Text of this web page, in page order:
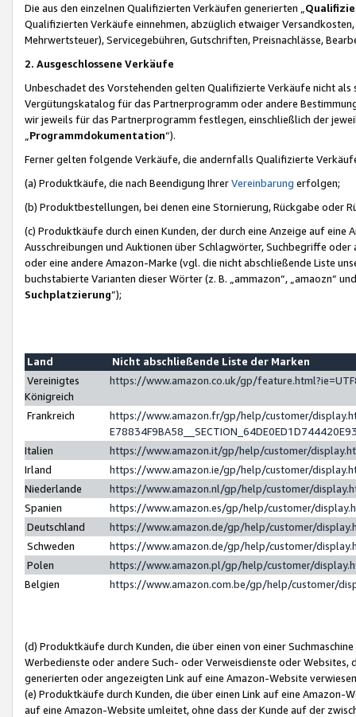
Die aus den einzelnen Qualifizierten Verkäufen generierten „
Qualifizierten Verkäufe einnehmen, abzüglich etwaiger
Mehrwertsteuer), Servicegebühren, Gutschriften, Preisnachlässe,
2. Ausgeschlossene Verkäufe
Unbeschadet des Vorstehenden gelten Qualifizierte Verkäufe nicht
Vergütungskatalog für das Partnerprogramm oder andere
wir jeweils für das Partnerprogramm festlegen, einschließlich der
Programmdokumentation“).
Ferner gelten folgende Verkäufe, die andernfalls Qualifizierte
(a) Produktkäufe, die nach Beendigung IhrerVereinbarung erfolgen;
(b) Produktbestellungen, bei denen eine Stornierung, Rückgabe oder
(c) Produktkäufe durch einen Kunden, der durch eine Anzeige auf
Ausschreibungen und Auktionen über Schlagwörter, Suchbegriffe
oder eine andere Amazon-Marke (vgl. die nicht abschließende Liste
buchstabierte Varianten dieser Wörter (z. B. „ammazon“, „amaozn“
Suchplatzierung”);
Land
Nicht abschließende Liste der Marken
Vereinigtes
Königreich
https://www.amazon.co.uk/gp/
Frankreich
https://www.amazon.fr/gp/help/customer/
Italien
https://www.amazon.it/gp/help/customer/
Irland
https://www.amazon.ie/gp/help/customer/
Niederlande
https://www.amazon.nl/gp/help/customer/
Spanien
https://www.amazon.es/gp/help/customer/
Deutschland
https://www.amazon.de/gp/help/customer/
Schweden
https://www.amazon.de/gp/help/customer/
Polen
https://www.amazon.pl/gp/help/customer/
Belgien
https://www.amazon.com.be/gp/help/customer/
(d) Produktkäufe durch Kunden, die über einen von einer
Werbedienste oder andere Such- oder Verweisdienste oder Websites,
generierten oder angezeigten Link auf eine Amazon-Website
(e) Produktkäufe durch Kunden, die über einen Link auf eine
auf eine Amazon-Website umleitet, ohne dass der Kunde auf der